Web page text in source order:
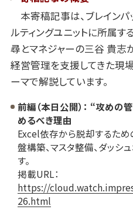
本寄稿記事は、ブレインパ
ルティングユニットに所属
尋とマネジャーの三谷 貴志
経営管理を支援してきた現
ーマで解説しています。
前編（本日公開）： “攻めの
めるべき理由
Excel依存から脱却するため
盤構築、マスタ整備、ダッ
す。
掲載URL：
https://
26.html